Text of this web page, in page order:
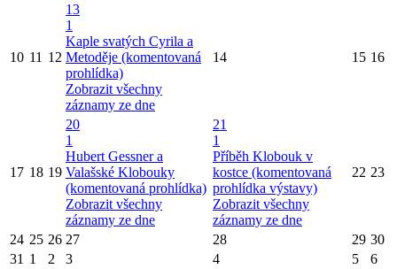
10 11 12
13
1
Kaple svatých Cyrila a
Metoděje (komentovaná
prohlídka)
Zobrazit všechny
záznamy ze dne
14 15 16
17 18 19
20
1
Hubert Gessner a
Valašské Klobouky
(komentovaná prohlídka)
Zobrazit všechny
záznamy ze dne
21
1
Příběh Klobouk v
kostce (komentovaná
prohlídka výstavy)
Zobrazit všechny
záznamy ze dne
22 23
24 25 26 27 28 29 30
31 1 2 3 4 5 6